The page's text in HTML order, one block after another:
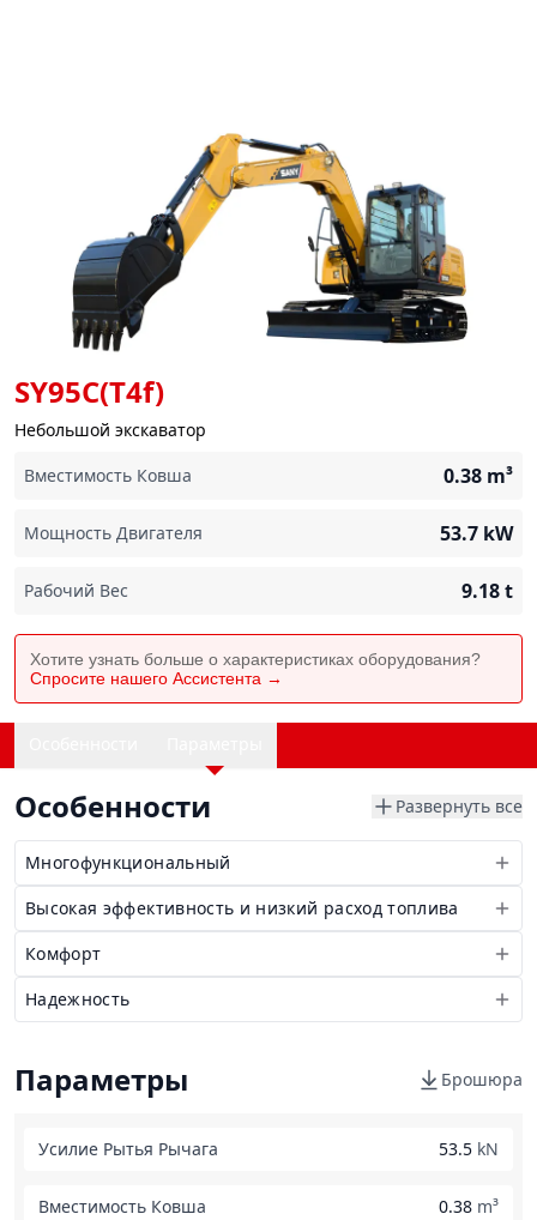
SY95C(T4f)
Небольшой экскаватор
Вместимость Ковша
0.38 m³
Мощность Двигателя 53.7 kW
Рабочий Вес 9.18t
Хотите узнать больше о характеристиках оборудования?
Спросите нашего Ассистента →
Особенности Развернуть все
Многофункциональный
Высокая эффективность и низкий расход топлива
Комфорт
Надежность
Параметры Брошюра
Усилие Рытья Рычага 53.5 kN
Вместимость Ковша 0.38 m³